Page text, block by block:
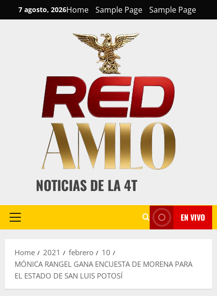
to
7 agosto, 2026Home Sample Page Sample Page
NOTICIAS DE LA 4T
Primary
EN VIVO
Home 2021 febrero
10
MÓNICA RANGEL GANA ENCUESTA DE MORENA PARA
EL ESTADO DE SAN LUIS POTOSÍ